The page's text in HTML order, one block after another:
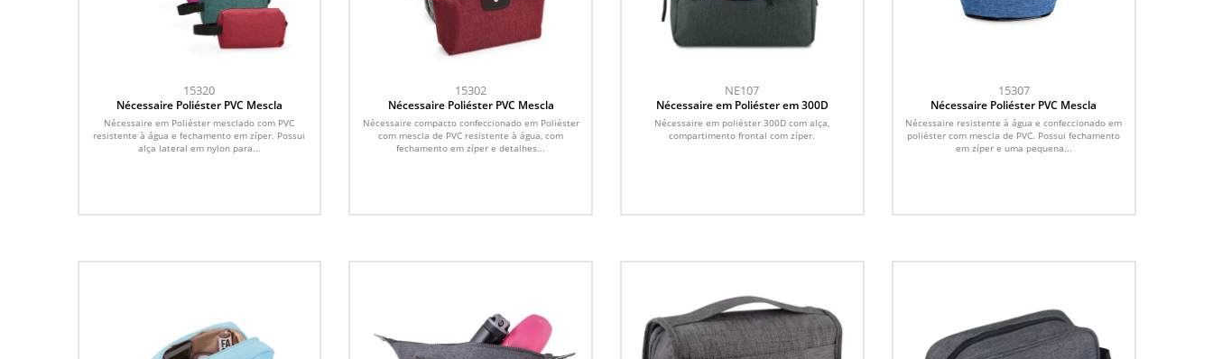
15320
Nécessaire Poliéster PVC Mescla
Nécessaire em Poliéster mesclado com PVC
resistente à água e fechamento em zíper. Possui
alça lateral em nylon para...
15302
Nécessaire Poliéster PVC Mescla
Nécessaire compacto confeccionado em Poliéster
com mescla de PVC resistente à água, com
fechamento em zíper e detalhes...
NE107
Nécessaire em Poliéster em 300D
Nécessaire em poliéster 300D com alça,
compartimento frontal com zíper.
15307
Nécessaire Poliéster PVC Mescla
Nécessaire resistente à água e confeccionado em
poliéster com mescla de PVC. Possui fechamento
em zíper e uma pequena...